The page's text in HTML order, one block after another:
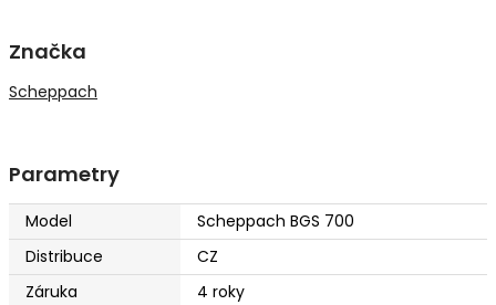
Značka
Scheppach
Parametry
Model
Scheppach BGS 700
Distribuce
CZ
Záruka
4 roky